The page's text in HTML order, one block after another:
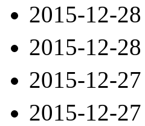
2015-12-
2015-12-
2015-12-
2015-12-